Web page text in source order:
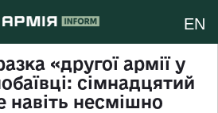
EN
«другої армії у
сімнадцятий
навіть несмішно